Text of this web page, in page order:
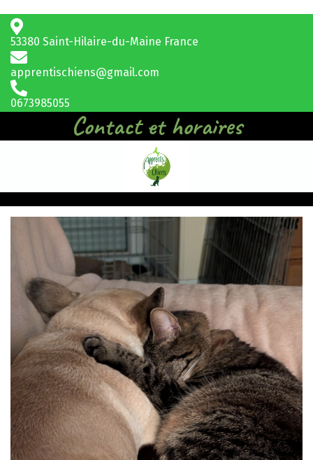
53380 Saint-Hilaire-du-Maine France
apprentischiens@gmail.com
0673985055
Contact et horaires